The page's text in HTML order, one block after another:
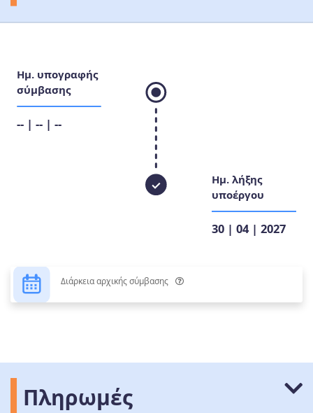
Ημ. υπογραφής
σύμβασης
-- | -- | --
Ημ. λήξης
υποέργου
30 | 04 | 2027
Διάρκεια αρχικής σύμβασης
Πληρωμές